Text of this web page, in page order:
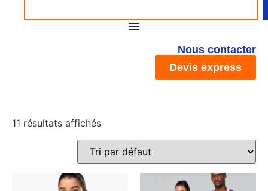
Nous contacter
Devis express
11 résultats affichés